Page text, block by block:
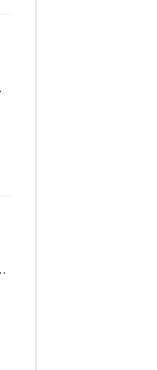
東進衛星予備校 […]
。 体調には細心の注意を払って毎日元気に過ごしてください！ 1 […]